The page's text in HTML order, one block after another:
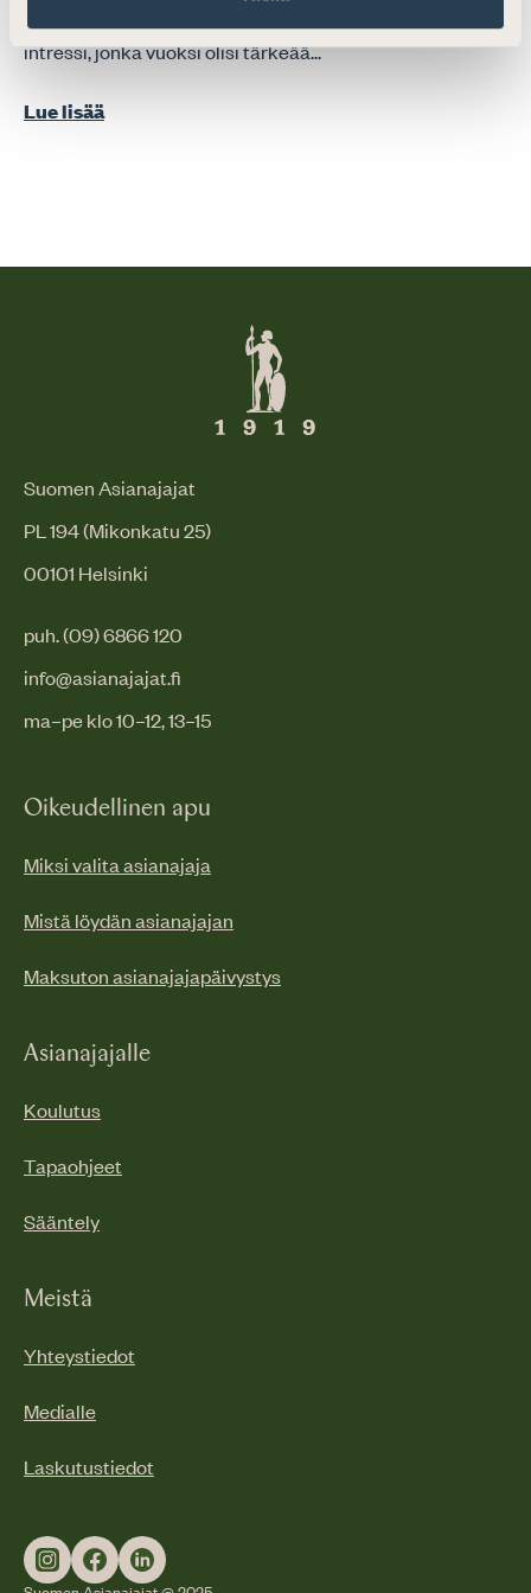
suojata. Tuomioistuinten toimintaan liittyy julkinen
intressi, jonka vuoksi olisi tärkeää...
Lue lisää
Suomen Asianajajat
PL 194 (Mikonkatu 25)
00101 Helsinki
puh. (09) 6866 120
info@asianajajat.fi
ma–pe klo 10–12, 13–15
Oikeudellinen apu
Miksi valita asianajaja
Mistä löydän asianajajan
Maksuton asianajajapäivystys
Asianajajalle
Koulutus
Tapaohjeet
Sääntely
Meistä
Yhteystiedot
Medialle
Laskutustiedot